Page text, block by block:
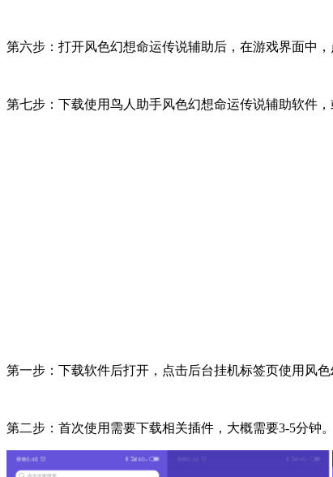
第六步：打开风色幻想命运传说辅助后，在游戏界面中
第七步：下载使用鸟人助手风色幻想命运传说辅助软件
第一步：下载软件后打开，点击后台挂机标签页使用风色
第二步：首次使用需要下载相关插件，大概需要3-5分钟。